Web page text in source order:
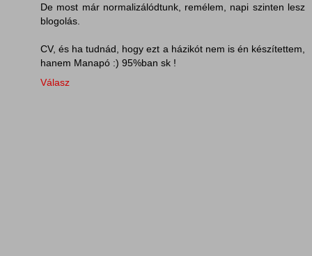
De most már normalizálódtunk, remélem, napi szinten lesz
blogolás.
CV, és ha tudnád, hogy ezt a házikót nem is én készítettem,
hanem Manapó :) 95%ban sk !
Válasz